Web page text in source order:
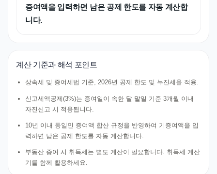
증여액을 입력하면 남은 공제 한도를 자동 계산합
니다.
계산 기준과 해석 포인트
상속세 및 증여세법 기준, 2026년 공제 한도 및 누진세율 적용.
신고세액공제(3%)는 증여일이 속한 달 말일 기준 3개월 이내
자진신고 시 적용됩니다.
10년 이내 동일인 증여액 합산 규정을 반영하여 기증여액을 입
력하면 남은 공제 한도를 자동 계산합니다.
부동산 증여 시 취득세는 별도 계산이 필요합니다. 취득세 계산
기를 함께 활용하세요.